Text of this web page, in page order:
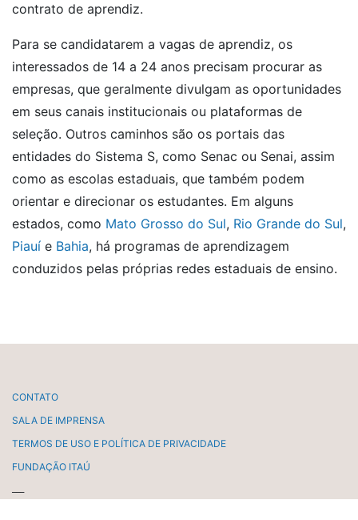
contrato de aprendiz.
Para se candidatarem a vagas de aprendiz, os
interessados de 14 a 24 anos precisam procurar as
empresas, que geralmente divulgam as oportunidades
em seus canais institucionais ou plataformas de
seleção. Outros caminhos são os portais das
entidades do Sistema S, como Senac ou Senai, assim
como as escolas estaduais, que também podem
orientar e direcionar os estudantes. Em alguns
estados, como Mato Grosso do Sul, Rio Grande do Sul,
Piauí e Bahia, há programas de aprendizagem
conduzidos pelas próprias redes estaduais de ensino.
CONTATO
SALA DE IMPRENSA
TERMOS DE USO E POLÍTICA DE PRIVACIDADE
FUNDAÇÃO ITAÚ